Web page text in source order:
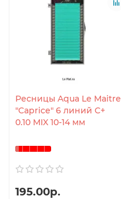
Ресницы Aqua Le Maitre
"Caprice" 6 линий C+
0.10 MIX 10-14 мм
195.00р.